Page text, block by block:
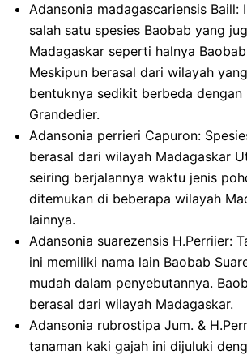
Adansonia madagascariensis Baill:
salah satu spesies Baobab yang
Madagaskar seperti halnya
Meskipun berasal dari wilayah
bentuknya sedikit berbeda dengan
Grandedier.
Adansonia perrieri Capuron:
berasal dari wilayah Madagaskar
seiring berjalannya waktu jenis
ditemukan di beberapa wilayah
lainnya.
Adansonia suarezensis H.Perriier:
ini memiliki nama lain Baobab
mudah dalam penyebutannya.
berasal dari wilayah Madagaskar.
Adansonia rubrostipa Jum. &
tanaman kaki gajah ini dijuluki